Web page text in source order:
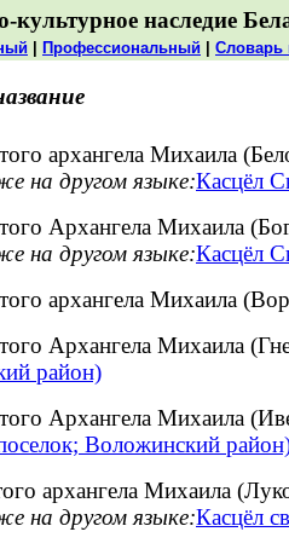
наследие
Профессиональный Словарь
архангела Михаила
на другом языке:Касцёл
Архангела Михаила
на другом языке:Касцёл
архангела Михаила
Архангела Михаила
район)
Архангела Михаила
Воложинский
архангела Михаила
на другом языке:Касцёл